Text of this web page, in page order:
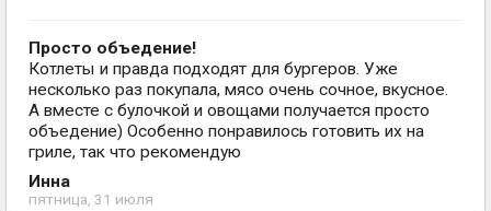
Просто объедение!
Котлеты и правда подходят для бургеров. Уже
несколько раз покупала, мясо очень сочное, вкусное.
А вместе с булочкой и овощами получается просто
объедение) Особенно понравилось готовить их на
гриле, так что рекомендую
Инна
пятница, 31 июля